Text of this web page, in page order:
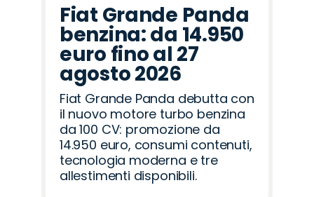
Fiat Grande Panda
benzina: da 14.950
euro fino al 27
agosto 2026
Fiat Grande Panda debutta con
il nuovo motore turbo benzina
da 100 CV: promozione da
14.950 euro, consumi contenuti,
tecnologia moderna e tre
allestimenti disponibili.